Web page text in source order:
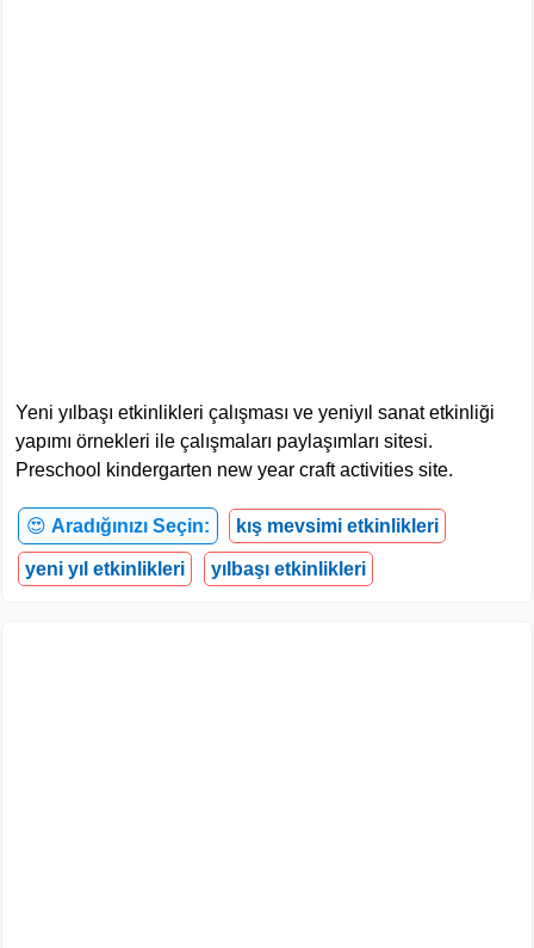
Yeni yılbaşı etkinlikleri çalışması ve yeniyıl sanat etkinliği
yapımı örnekleri ile çalışmaları paylaşımları sitesi.
Preschool kindergarten new year craft activities site.
😍 Aradığınızı Seçin: kış mevsimi etkinlikleri
yeni yıl etkinlikleri yılbaşı etkinlikleri